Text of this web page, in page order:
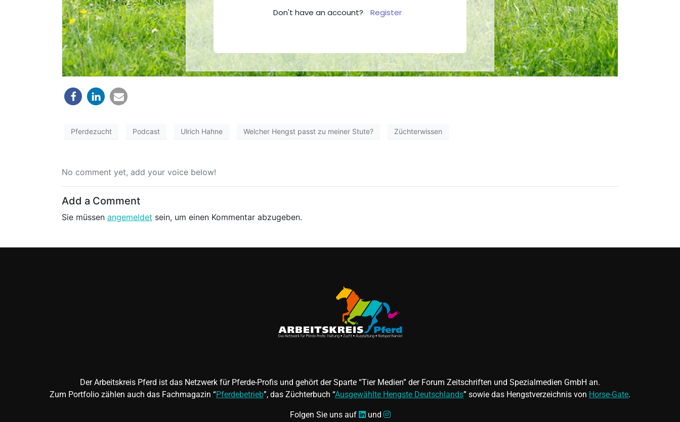
Don't have an account? Register
Pferdezucht Podcast Ulrich Hahne Welcher Hengst passt zu meiner Stute? Züchterwissen
No comment yet, add your voice below!
Add a Comment
Sie müssen angemeldet sein, um einen Kommentar abzugeben.
Der Arbeitskreis Pferd ist das Netzwerk für Pferde-Profis und gehört der Sparte “Tier Medien” der Forum Zeitschriften und Spezialmedien GmbH an.
Zum Portfolio zählen auch das Fachmagazin “Pferdebetrieb”, das Züchterbuch “Ausgewählte Hengste Deutschlands” sowie das Hengstverzeichnis von Horse-Gate.
Folgen Sie uns auf und